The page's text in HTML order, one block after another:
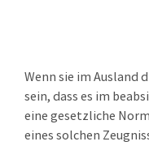
Wenn sie im Ausland
sein, dass es im
eine gesetzliche
eines solchen